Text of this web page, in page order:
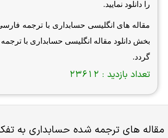
را دانلود نمایید.
مقاله های انگلیسی حسابداری با ترجمه
بخش دانلود مقاله انگلیسی حسابداری با
گردد.
تعداد بازدید : 23612
مقاله های ترجمه شده حسابداری به